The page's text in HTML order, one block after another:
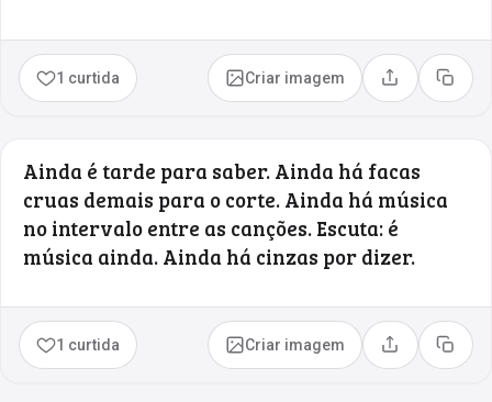
1 curtida Criar imagem Compartilhar
Copiar
Ainda é tarde para saber. Ainda há facas
cruas demais para o corte. Ainda há música
no intervalo entre as canções. Escuta: é
música ainda. Ainda há cinzas por dizer.
1 curtida Criar imagem Compartilhar
Copiar